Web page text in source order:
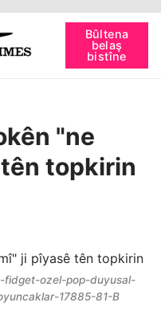
Bûltena
belaş
bistîne
"ne
topkirin
ozel-pop-duyusal-
17885-81-B